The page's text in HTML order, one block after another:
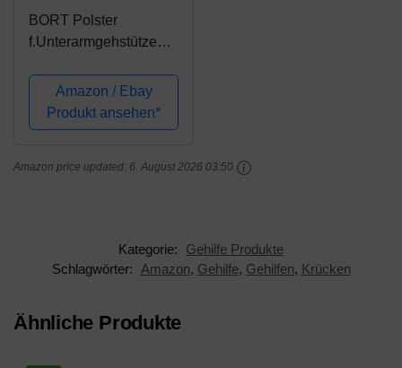
BORT Polster
f.Unterarmgehstützen
Amazon / Ebay
Produkt ansehen*
Amazon price updated: 6. August 2026 03:50
Kategorie:
Gehilfe Produkte
Schlagwörter:
Amazon, Gehilfe, Gehilfen, Krücken
Ähnliche Produkte